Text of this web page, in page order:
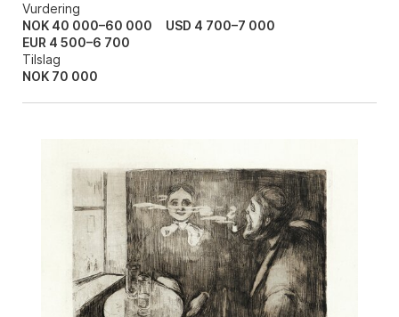
Vurdering
NOK 40 000–60 000
USD 4 700–7 000
EUR 4 500–6 700
Tilslag
NOK 70 000